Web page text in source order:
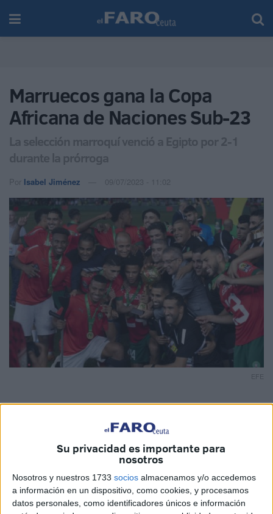
Su privacidad es importante para
nosotros
Nosotros y nuestros 1733 socios almacenamos y/o accedemos
a información en un dispositivo, como cookies, y procesamos
datos personales, como identificadores únicos e información
Marruecos gana la Copa
Africana de Naciones Sub-23
La selección marroquí venció a Egipto por 2-1
durante la prórroga
Por Isabel Jiménez 09/07/2023 - 11:02
EFE
Los jugadores de Marruecos celebrado con el trofeo. Esta
ha sido una de las imágenes destacadas tras el partido
final AFCON U23 entre Marruecos y Egipto, en Rabat, con
un resultado de 2-1 que le otorgó la victoria a los 'leones
del Atlas'.